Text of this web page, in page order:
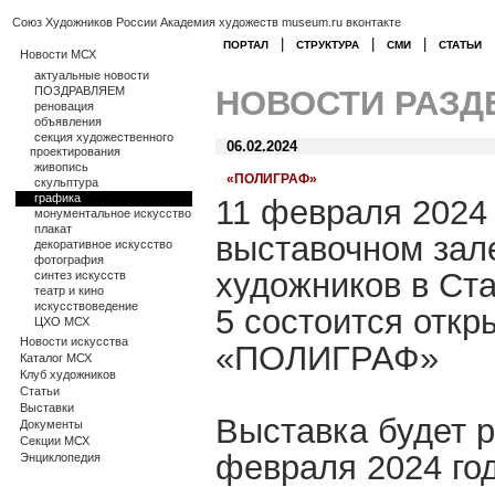
Союз Художников России Академия художеств museum.ru вконтакте
Новости МСХ
актуальные новости
ПОЗДРАВЛЯЕМ
реновация
объявления
секция художественного
проектирования
живопись
скульптура
графика
монументальное искусство
плакат
декоративное искусство
фотография
синтез искусств
театр и кино
искусствоведение
ЦХО МСХ
Новости искусства
Каталог МСХ
Клуб художников
Статьи
Выставки
Документы
Секции МСХ
Энциклопедия
ПОРТАЛ СТРУКТУРА СМИ СТАТЬИ
НОВОСТИ
06.02.2024
«ПОЛИГРАФ»
11 февраля 2024
выставочном
художников в
5 состоится
«ПОЛИГРАФ»
Выставка будет
февраля 2024